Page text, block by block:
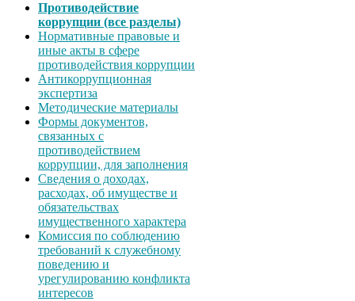
Противодействие
коррупции (все разделы)
Нормативные правовые и
иные акты в сфере
противодействия коррупции
Антикоррупционная
экспертиза
Методические материалы
Формы документов,
связанных с
противодействием
коррупции, для заполнения
Сведения о доходах,
расходах, об имуществе и
обязательствах
имущественного характера
Комиссия по соблюдению
требований к служебному
поведению и
урегулированию конфликта
интересов